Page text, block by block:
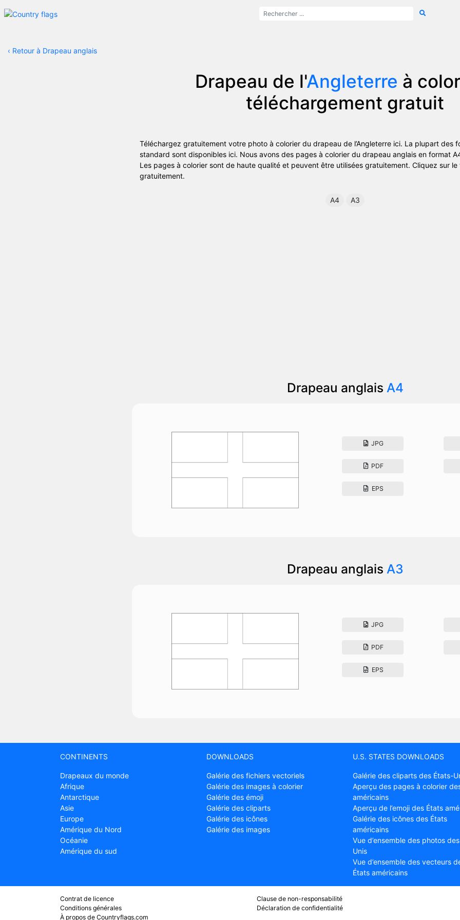
‹ Retour à Drapeau anglais
Drapeau de l'Angleterre à
téléchargement gratuit
Téléchargez gratuitement votre photo à colorier du drapeau de l’Angleterre ici. La plupart des
standard sont disponibles ici. Nous avons des pages à colorier du drapeau anglais en format
Les pages à colorier sont de haute qualité et peuvent être utilisées gratuitement. Cliquez sur
gratuitement.
A4 A3
Drapeau anglais A4
JPG
PDF
EPS
Drapeau anglais A3
JPG
PDF
EPS
CONTINENTS
Drapeaux du monde
Afrique
Antarctique
Asie
Europe
Amérique du Nord
Océanie
Amérique du sud
DOWNLOADS
Galérie des fichiers vectoriels
Galérie des images à colorier
Galérie des émoji
Galérie des cliparts
Galérie des icônes
Galérie des images
U.S. STATES DOWNLOADS
Galérie des cliparts des États-
Aperçu des pages à colorier
américains
Aperçu de l’emoji des États
Galérie des icônes des États
américains
Vue d’ensemble des photos
Unis
Vue d’ensemble des vecteurs
États américains
Contrat de licence
Conditions générales
À propos de Countryflags.com
Clause de non-responsabilité
Déclaration de confidentialité